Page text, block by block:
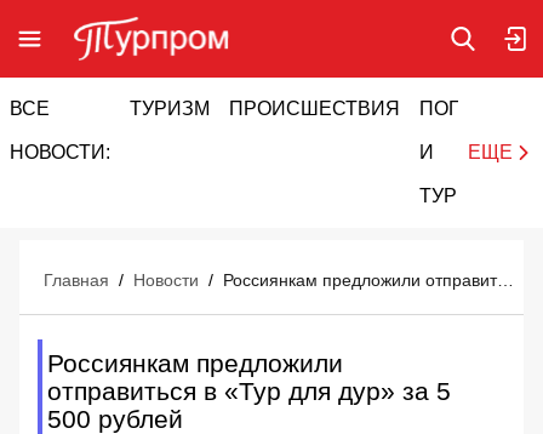
ВСЕ
НОВОСТИ:
ТУРИЗМ ПРОИСШЕСТВИЯ ПОГОДА
И
ТУРИЗМ
ЕЩЕ
Главная / Новости / Россиянкам предложили отправиться в «Тур для дур» за 5 500 рублей
Россиянкам предложили
отправиться в «Тур для дур» за 5
500 рублей